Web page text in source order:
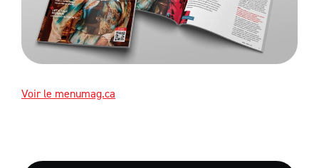
Voir le menumag.ca